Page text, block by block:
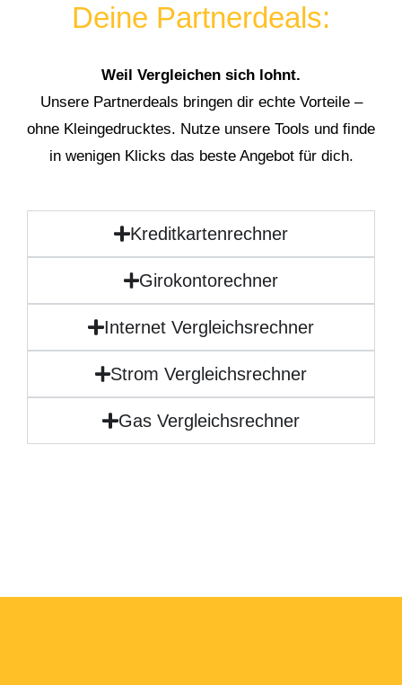
Deine Partnerdeals:
Weil Vergleichen sich lohnt.
Unsere Partnerdeals bringen dir echte Vorteile –
ohne Kleingedrucktes. Nutze unsere Tools und finde
in wenigen Klicks das beste Angebot für dich.
Kreditkartenrechner
Girokontorechner
Internet Vergleichsrechner
Strom Vergleichsrechner
Gas Vergleichsrechner